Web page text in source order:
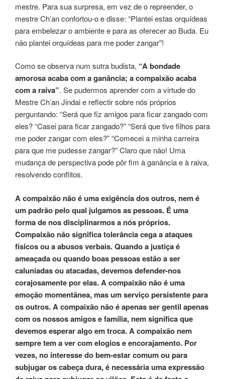
mestre. Para sua surpresa, em vez de o repreender, o
mestre Ch’an confortou-o e disse: “Plantei estas orquídeas
para embelezar o ambiente e para as oferecer ao Buda. Eu
não plantei orquídeas para me poder zangar”!
Como se observa num sutra budista, “A bondade
amorosa acaba com a ganância; a compaixão acaba
com a raiva”. Se pudermos aprender com a virtude do
Mestre Ch’an Jindai e reflectir sobre nós próprios
perguntando: “Será que fiz amigos para ficar zangado com
eles? “Casei para ficar zangado?” “Será que tive filhos para
me poder zangar com eles?” “Comecei a minha carreira
para que me pudesse zangar?” Claro que não! Uma
mudança de perspectiva pode pôr fim à ganância e à raiva,
resolvendo conflitos.
A compaixão não é uma exigência dos outros, nem é
um padrão pelo qual julgamos as pessoas. É uma
forma de nos disciplinarmos a nós próprios.
Compaixão não significa tolerância cega a ataques
físicos ou a abusos verbais. Quando a justiça é
ameaçada ou quando boas pessoas estão a ser
caluniadas ou atacadas, devemos defender-nos
corajosamente por elas. A compaixão não é uma
emoção momentânea, mas um serviço persistente para
os outros. A compaixão não é apenas ser gentil apenas
com os nossos amigos e família, nem significa que
devemos esperar algo em troca. A compaixão nem
sempre tem a ver com elogios e encorajamento. Por
vezes, no interesse do bem-estar comum ou para
subjugar os cabeça dura, é necessária uma expressão